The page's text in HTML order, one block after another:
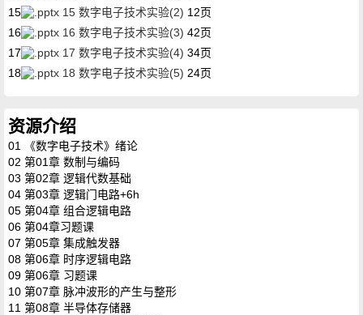
15
15 数字电子技术实验(2) 12页
16
16 数字电子技术实验(3) 42页
17
17 数字电子技术实验(4) 34页
18
18 数字电子技术实验(5) 24页
资源介绍
01 《数字电子技术》绪论
02 第01章 数制与编码
03 第02章 逻辑代数基础
04 第03章 逻辑门电路+6h
05 第04章 组合逻辑电路
06 第04章习题课
07 第05章 集成触发器
08 第06章 时序逻辑电路
09 第06章 习题课
10 第07章 脉冲波形的产生与整形
11 第08章 半导体存储器